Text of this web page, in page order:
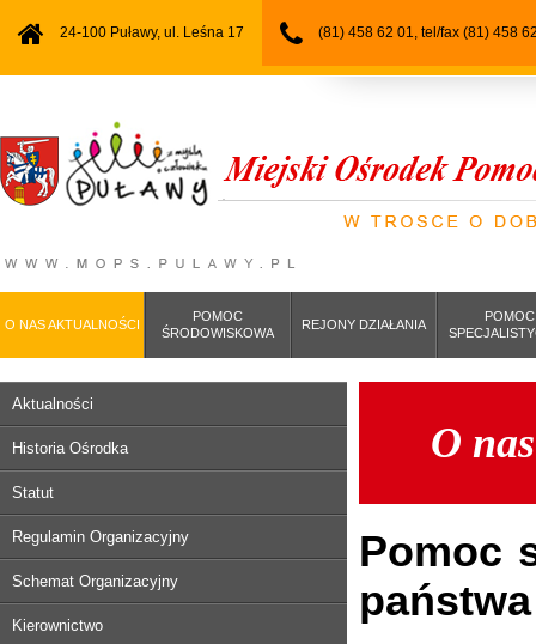
24-100 Puławy, ul. Leśna 17 (81) 458 62 01, tel/fax (81) 458
O NAS AKTUALNOŚCI
POMOC
ŚRODOWISKOWA
REJONY DZIAŁANIA
POMOC
O
Pomoc
Aktualności
Historia Ośrodka
Statut
Regulamin Organizacyjny
Schemat Organizacyjny
Kierownictwo